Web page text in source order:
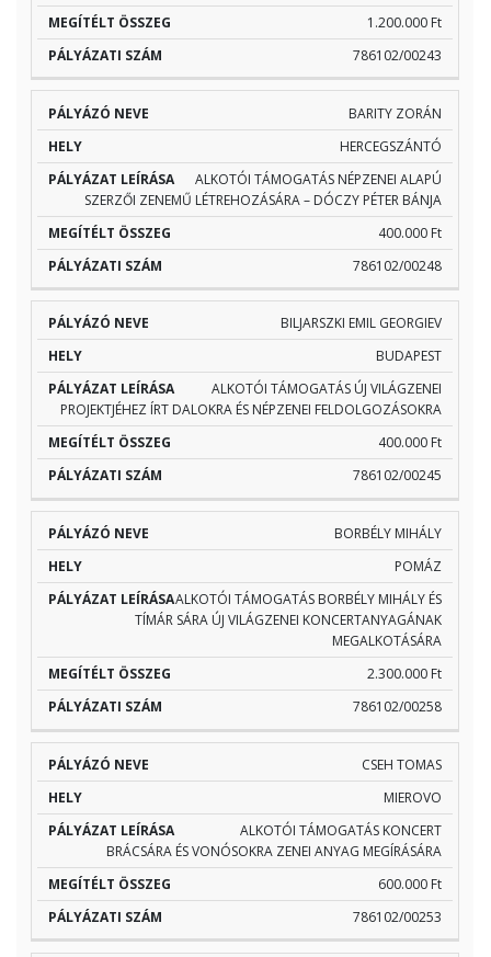
1.200.000 Ft
786102/00243
BARITY ZORÁN
HERCEGSZÁNTÓ
ALKOTÓI TÁMOGATÁS NÉPZENEI ALAPÚ
SZERZŐI ZENEMŰ LÉTREHOZÁSÁRA – DÓCZY PÉTER BÁNJA
400.000 Ft
786102/00248
BILJARSZKI EMIL GEORGIEV
BUDAPEST
ALKOTÓI TÁMOGATÁS ÚJ VILÁGZENEI
PROJEKTJÉHEZ ÍRT DALOKRA ÉS NÉPZENEI FELDOLGOZÁSOKRA
400.000 Ft
786102/00245
BORBÉLY MIHÁLY
POMÁZ
ALKOTÓI TÁMOGATÁS BORBÉLY MIHÁLY ÉS
TÍMÁR SÁRA ÚJ VILÁGZENEI KONCERTANYAGÁNAK
MEGALKOTÁSÁRA
2.300.000 Ft
786102/00258
CSEH TOMAS
MIEROVO
ALKOTÓI TÁMOGATÁS KONCERT
BRÁCSÁRA ÉS VONÓSOKRA ZENEI ANYAG MEGÍRÁSÁRA
600.000 Ft
786102/00253